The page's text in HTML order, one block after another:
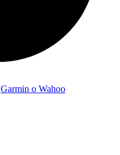
Garmin o Wahoo